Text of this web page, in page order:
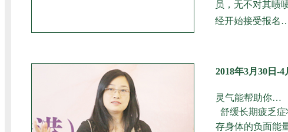
员，无不对其啧
经开始接受报名
2018年3月30日-
灵气能帮助你…
舒缓长期疲乏
存身体的负面能